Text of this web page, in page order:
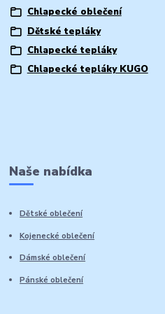
Chlapecké oblečení
Dětské tepláky
Chlapecké tepláky
Chlapecké tepláky KUGO
Naše nabídka
Dětské oblečení
Kojenecké oblečení
Dámské oblečení
Pánské oblečení